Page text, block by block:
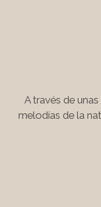
A través de
melodías de la